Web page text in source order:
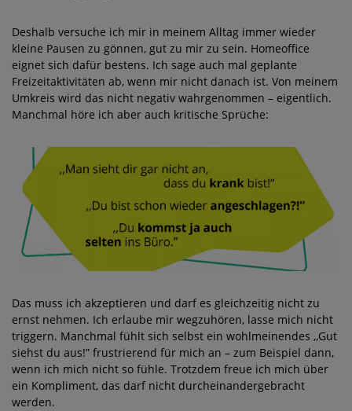
Deshalb versuche ich mir in meinem Alltag immer wieder
kleine Pausen zu gönnen, gut zu mir zu sein. Homeoffice
eignet sich dafür bestens. Ich sage auch mal geplante
Freizeitaktivitäten ab, wenn mir nicht danach ist. Von meinem
Umkreis wird das nicht negativ wahrgenommen – eigentlich.
Manchmal höre ich aber auch kritische Sprüche:
Das muss ich akzeptieren und darf es gleichzeitig nicht zu
ernst nehmen. Ich erlaube mir wegzuhören, lasse mich nicht
triggern. Manchmal fühlt sich selbst ein wohlmeinendes ,,Gut
siehst du aus!” frustrierend für mich an – zum Beispiel dann,
wenn ich mich nicht so fühle. Trotzdem freue ich mich über
ein Kompliment, das darf nicht durcheinandergebracht
werden.